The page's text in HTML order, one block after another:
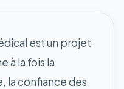
est un projet
à la fois la
la confiance des